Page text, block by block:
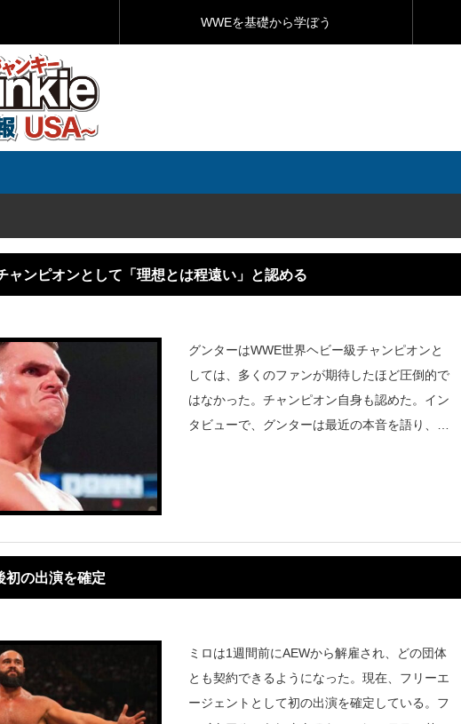
WWEを基礎から学ぼう
ャンピオンとして「理想とは程遠い」と認める
グンターはWWE世界ヘビー級チャンピオンと
しては、多くのファンが期待したほど圧倒的で
はなかった。チャンピオン自身も認めた。イン
タビューで、グンターは最近の本音を語り、チ
初の出演を確定
ミロは1週間前にAEWから解雇され、どの団体
とも契約できるようになった。現在、フリーエ
ージェントとして初の出演を確定している。フ